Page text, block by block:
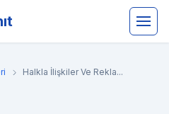
Halkla İlişkiler Ve Rekla...